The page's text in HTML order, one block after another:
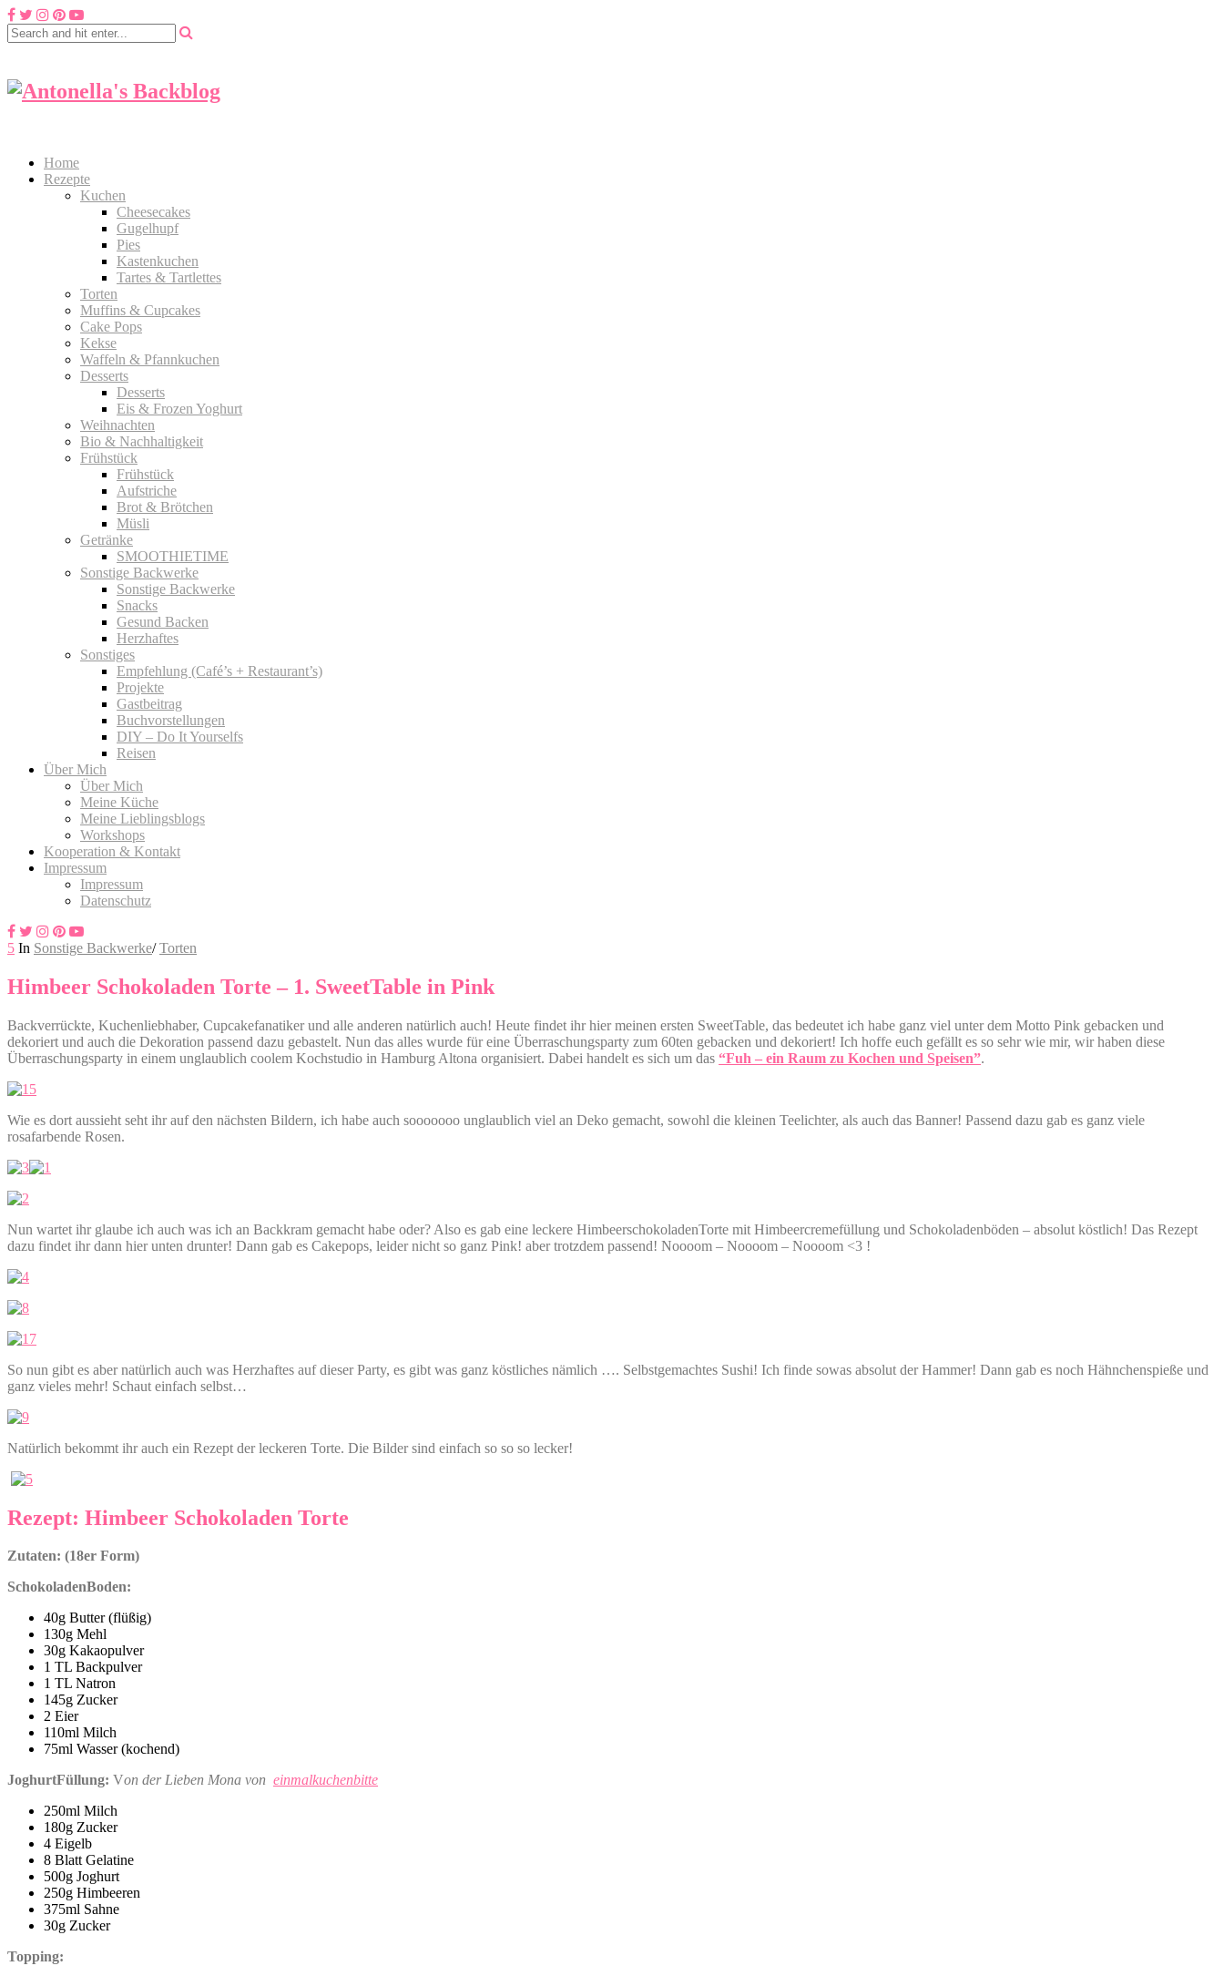
Home
Rezepte
Kuchen
Cheesecakes
Gugelhupf
Pies
Kastenkuchen
Tartes & Tartlettes
Torten
Muffins & Cupcakes
Cake Pops
Kekse
Waffeln & Pfannkuchen
Desserts
Desserts
Eis & Frozen Yoghurt
Weihnachten
Bio & Nachhaltigkeit
Frühstück
Frühstück
Aufstriche
Brot & Brötchen
Müsli
Getränke
SMOOTHIETIME
Sonstige Backwerke
Sonstige Backwerke
Snacks
Gesund Backen
Herzhaftes
Sonstiges
Empfehlung (Café’s + Restaurant’s)
Projekte
Gastbeitrag
Buchvorstellungen
DIY – Do It Yourselfs
Reisen
Über Mich
Über Mich
Meine Küche
Meine Lieblingsblogs
Workshops
Kooperation & Kontakt
Impressum
Impressum
Datenschutz
5 In Sonstige Backwerke/ Torten
Himbeer Schokoladen Torte – 1. SweetTable in Pink
Backverrückte, Kuchenliebhaber, Cupcakefanatiker und alle anderen natürlich auch! Heute findet ihr hier meinen ersten SweetTable, das bedeutet ich habe ganz viel unter dem Motto Pink gebacken und
dekoriert und auch die Dekoration passend dazu gebastelt. Nun das alles wurde für eine Überraschungsparty zum 60ten gebacken und dekoriert! Ich hoffe euch gefällt es so sehr wie mir, wir haben diese
Überraschungsparty in einem unglaublich coolem Kochstudio in Hamburg Altona organisiert. Dabei handelt es sich um das “Fuh – ein Raum zu Kochen und Speisen”.
Wie es dort aussieht seht ihr auf den nächsten Bildern, ich habe auch sooooooo unglaublich viel an Deko gemacht, sowohl die kleinen Teelichter, als auch das Banner! Passend dazu gab es ganz viele
rosafarbende Rosen.
Nun wartet ihr glaube ich auch was ich an Backkram gemacht habe oder? Also es gab eine leckere HimbeerschokoladenTorte mit Himbeercremefüllung und Schokoladenböden – absolut köstlich! Das Rezept
dazu findet ihr dann hier unten drunter! Dann gab es Cakepops, leider nicht so ganz Pink! aber trotzdem passend! Noooom – Noooom – Noooom <3 !
So nun gibt es aber natürlich auch was Herzhaftes auf dieser Party, es gibt was ganz köstliches nämlich …. Selbstgemachtes Sushi! Ich finde sowas absolut der Hammer! Dann gab es noch Hähnchenspieße und
ganz vieles mehr! Schaut einfach selbst…
Natürlich bekommt ihr auch ein Rezept der leckeren Torte. Die Bilder sind einfach so so so lecker!
Rezept: Himbeer Schokoladen Torte
Zutaten: (18er Form)
SchokoladenBoden:
40g Butter (flüßig)
130g Mehl
30g Kakaopulver
1 TL Backpulver
1 TL Natron
145g Zucker
2 Eier
110ml Milch
75ml Wasser (kochend)
JoghurtFüllung: Von der Lieben Mona von einmalkuchenbitte
250ml Milch
180g Zucker
4 Eigelb
8 Blatt Gelatine
500g Joghurt
250g Himbeeren
375ml Sahne
30g Zucker
Topping: